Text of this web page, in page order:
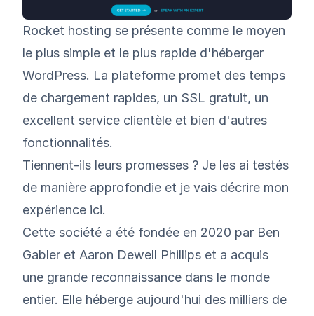
Rocket hosting se présente comme le moyen
le plus simple et le plus rapide d'héberger
WordPress. La plateforme promet des temps
de chargement rapides, un SSL gratuit, un
excellent service clientèle et bien d'autres
fonctionnalités.
Tiennent-ils leurs promesses ? Je les ai testés
de manière approfondie et je vais décrire mon
expérience ici.
Cette société a été fondée en 2020 par Ben
Gabler et Aaron Dewell Phillips et a acquis
une grande reconnaissance dans le monde
entier. Elle héberge aujourd'hui des milliers de